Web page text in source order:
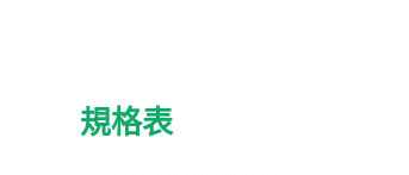
規格表